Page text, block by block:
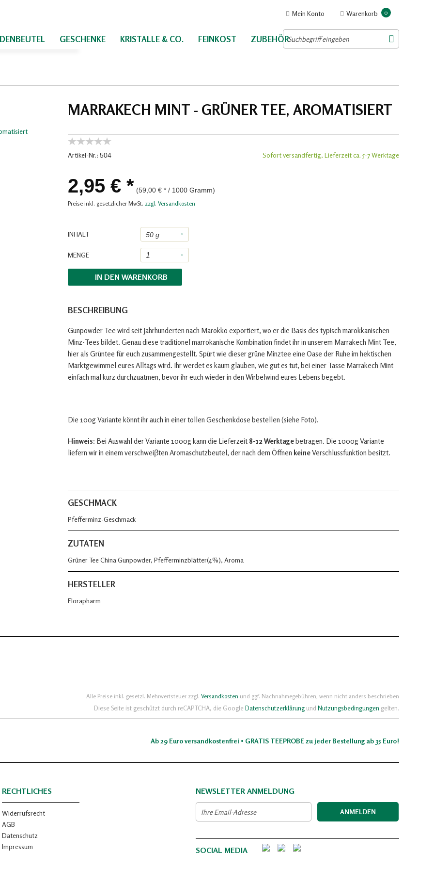
Warenkorb 0
Mein Konto
GESCHENKE KRISTALLE & CO. FEINKOST ZUBEHÖR
MARRAKECH MINT - GRÜNER TEE, AROMATISIERT
Artikel-Nr.: 504 Sofort versandfertig, Lieferzeit ca. 5-7 Werktage
2,95 € * (59,00 € * / 1000 Gramm)
Preise inkl. gesetzlicher MwSt. zzgl. Versandkosten
INHALT
MENGE
IN DEN WARENKORB
BESCHREIBUNG
Gunpowder Tee wird seit Jahrhunderten nach Marokko exportiert, wo er die Basis des typisch marokkanischen
Minz-Tees bildet. Genau diese traditionel marrokanische Kombination findet ihr in unserem Marrakech Mint Tee,
hier als Grüntee für euch zusammengestellt. Spürt wie dieser grüne Minztee eine Oase der Ruhe im hektischen
Marktgewimmel eures Alltags wird. Ihr werdet es kaum glauben, wie gut es tut, bei einer Tasse Marrakech Mint
einfach mal kurz durchzuatmen, bevor ihr euch wieder in den Wirbelwind eures Lebens begebt.
Die 100g Variante könnt ihr auch in einer tollen Geschenkdose bestellen (siehe Foto).
Hinweis: Bei Auswahl der Variante 1000g kann die Lieferzeit 8-12 Werktagebetragen. Die 1000g Variante
liefern wir in einem verschweiβten Aromaschutzbeutel, der nach dem Öffnen keineVerschlussfunktion besitzt.
GESCHMACK
Pfefferminz-Geschmack
ZUTATEN
Grüner Tee China Gunpowder, Pfefferminzblätter(4%), Aroma
HERSTELLER
Florapharm
Alle Preise inkl. gesetzl. Mehrwertsteuer zzgl. Versandkosten und ggf. Nachnahmegebühren, wenn nicht anders beschrieben
Diese Seite ist geschützt durch reCAPTCHA, die GoogleDatenschutzerklärungund Nutzungsbedingungen gelten.
Ab 29 Euro versandkostenfrei • GRATIS TEEPROBE zu jeder Bestellung ab 35 Euro!
RECHTLICHES
Widerrufsrecht
AGB
Datenschutz
Impressum
NEWSLETTER ANMELDUNG
ANMELDEN
SOCIAL MEDIA